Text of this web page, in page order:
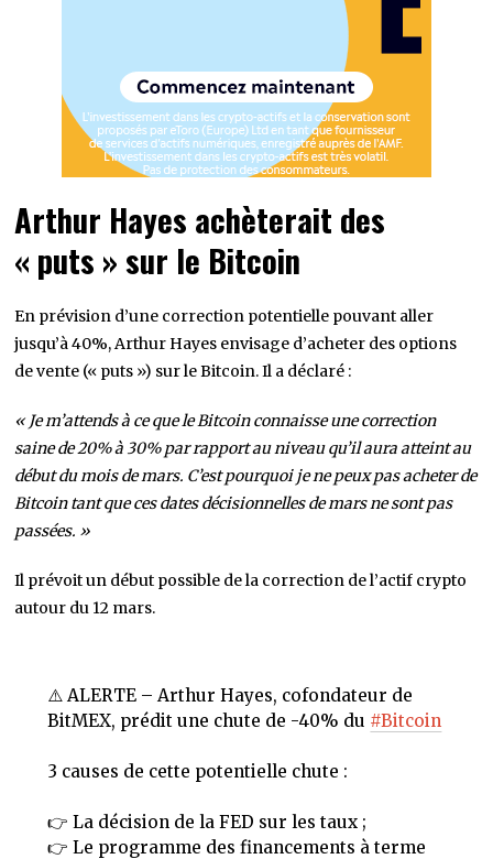
Arthur Hayes achèterait des
« puts » sur le Bitcoin
En prévision d’une correction potentielle pouvant aller
jusqu’à 40%, Arthur Hayes envisage d’acheter des options
de vente (« puts ») sur le Bitcoin. Il a déclaré :
« Je m’attends à ce que le Bitcoin connaisse une correction
saine de 20% à 30% par rapport au niveau qu’il aura atteint au
début du mois de mars. C’est pourquoi je ne peux pas acheter de
Bitcoin tant que ces dates décisionnelles de mars ne sont pas
passées. »
Il prévoit un début possible de la correction de l’actif crypto
autour du 12 mars.
⚠️ ALERTE – Arthur Hayes, cofondateur de
BitMEX, prédit une chute de -40% du #Bitcoin
3 causes de cette potentielle chute :
👉 La décision de la FED sur les taux ;
👉 Le programme des financements à terme